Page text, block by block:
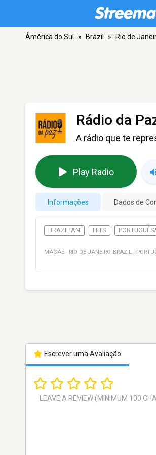
Ámérica do Sul » Brazil » Rio de
Rádio da
A rádio que te
Play Radio
Informações Dados de
BRAZILIAN HITS
MACAÉ · RIO DE JANEIRO, BRAZIL ·
Escrever uma Avaliação